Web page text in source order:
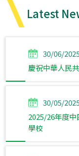
Latest
30/06/
慶祝中華人民
30/05/
2025/26年度
學校